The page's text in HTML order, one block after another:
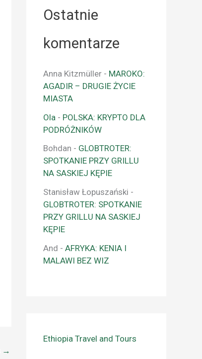
→
Ostatnie
komentarze
Anna Kitzmüller - MAROKO:
AGADIR – DRUGIE ŻYCIE
MIASTA
Ola - POLSKA: KRYPTO DLA
PODRÓŻNIKÓW
Bohdan - GLOBTROTER:
SPOTKANIE PRZY GRILLU
NA SASKIEJ KĘPIE
Stanisław Łopuszański -
GLOBTROTER: SPOTKANIE
PRZY GRILLU NA SASKIEJ
KĘPIE
And - AFRYKA: KENIA I
MALAWI BEZ WIZ
Ethiopia Travel and Tours